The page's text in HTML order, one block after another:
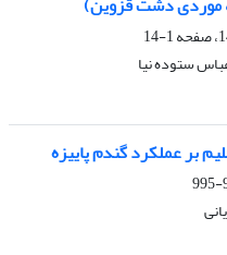
1-14
ستوده نیا
بر عملکرد گندم پاییزه